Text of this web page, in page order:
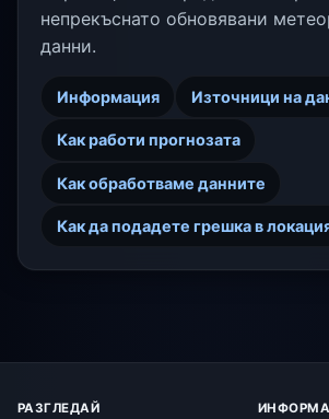
непрекъснато обновявани
данни.
Информация Източници на
Как работи прогнозата
Как обработваме данните
Как да подадете грешка в
РАЗГЛЕДАЙ